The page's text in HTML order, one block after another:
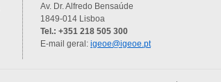
Av. Dr. Alfredo Bensaúde
1849-014 Lisboa
Tel.: +351 218 505 300
E-mail geral: igeoe@igeoe.pt